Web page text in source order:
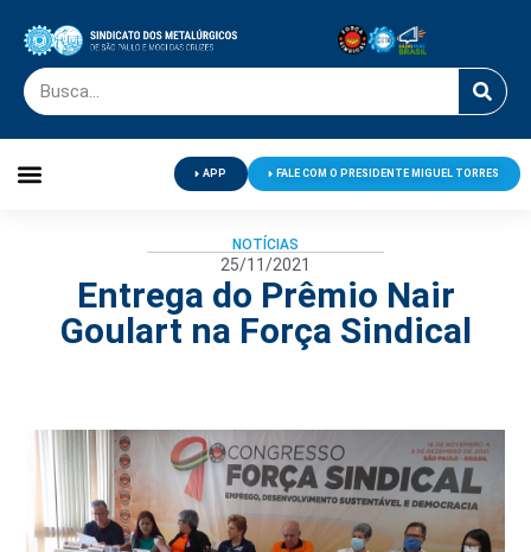
APP FALE COM O PRESIDENTE MIGUEL TORRES
NOTÍCIAS
25/11/2021
Entrega do Prêmio Nair
Goulart na Força Sindical